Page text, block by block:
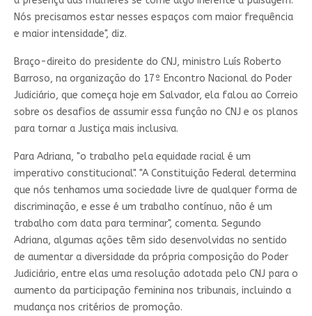
Nós precisamos estar nesses espaços com maior frequência
e maior intensidade", diz.
Braço-direito do presidente do CNJ, ministro Luís Roberto
Barroso, na organização do 17º Encontro Nacional do Poder
Judiciário, que começa hoje em Salvador, ela falou ao Correio
sobre os desafios de assumir essa função no CNJ e os planos
para tornar a Justiça mais inclusiva.
Para Adriana, "o trabalho pela equidade racial é um
imperativo constitucional". "A Constituição Federal determina
que nós tenhamos uma sociedade livre de qualquer forma de
discriminação, e esse é um trabalho contínuo, não é um
trabalho com data para terminar", comenta. Segundo
Adriana, algumas ações têm sido desenvolvidas no sentido
de aumentar a diversidade da própria composição do Poder
Judiciário, entre elas uma resolução adotada pelo CNJ para o
aumento da participação feminina nos tribunais, incluindo a
mudança nos critérios de promoção.